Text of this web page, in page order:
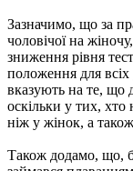
Зазначимо, що за
чоловічої на
зниження рівня
положення для
вказують на те, що
оскільки у тих, хто
ніж у жінок, а
Також додамо, що,